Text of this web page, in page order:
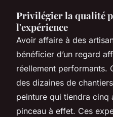
Privilégier la qualité
l'expérience
Avoir affaire à des
bénéficier d’un regard
réellement performants.
des dizaines de
peinture qui tiendra cinq
pinceau à effet. Ces